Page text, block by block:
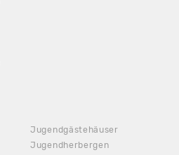
Jugendgästehäuser
Jugendherbergen